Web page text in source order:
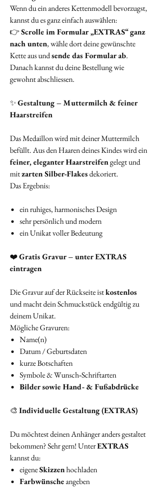
Wenn du ein anderes Kettenmodell bevorzugst,
kannst du es ganz einfach auswählen:
👉Scrolle im Formular „EXTRAS“ ganz
nach unten, wähle dort deine gewünschte
Kette aus undsende das Formular ab.
Danach kannst du deine Bestellung wie
gewohnt abschliessen.
✨Gestaltung – Muttermilch & feiner
Haarstreifen
Das Medaillon wird mit deiner Muttermilch
befüllt. Aus den Haaren deines Kindes wird ein
feiner, eleganter Haarstreifengelegt und
mitzarten Silber‑Flakesdekoriert.
Das Ergebnis:
ein ruhiges, harmonisches Design
sehr persönlich und modern
ein Unikat voller Bedeutung
❤️Gratis Gravur – unter EXTRAS
eintragen
Die Gravur auf der Rückseite istkostenlos
und macht dein Schmuckstück endgültig zu
deinem Unikat.
Mögliche Gravuren:
Name(n)
Datum / Geburtsdaten
kurze Botschaften
Symbole & Wunsch‑Schriftarten
Bilder sowie Hand‑ & Fußabdrücke
🎨 Individuelle Gestaltung (EXTRAS)
Du möchtest deinen Anhänger anders gestaltet
bekommen? Sehr gern! UnterEXTRAS
kannst du:
eigeneSkizzenhochladen
Farbwünscheangeben